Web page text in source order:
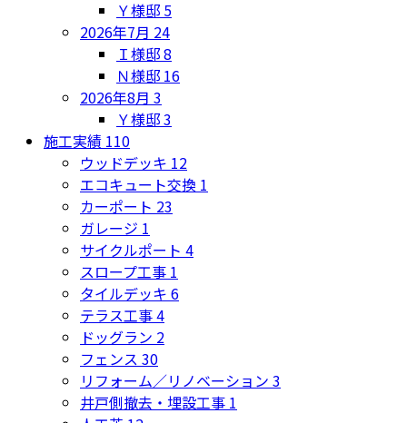
Ｙ様邸 5
2026年7月 24
Ｉ様邸8
Ｎ様邸 16
2026年8月 3
Ｙ様邸3
施工実績 110
ウッドデッキ 12
エコキュート交換 1
カーポート 23
ガレージ 1
サイクルポート 4
スロープ工事 1
タイルデッキ 6
テラス工事4
ドッグラン 2
フェンス 30
リフォーム／リノベーション 3
井戸側撤去・埋設工事 1